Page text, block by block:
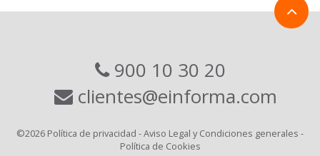
900 10 30 20
clientes@einforma.com
©2026 Política de privacidad -Aviso Legal y Condiciones generales -
Política de Cookies